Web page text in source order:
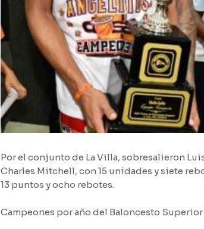
Por el conjunto de La Villa, sobresalieron
Charles Mitchell, con 15 unidades y siete
13 puntos y ocho rebotes.
Campeones por año del Baloncesto Superior